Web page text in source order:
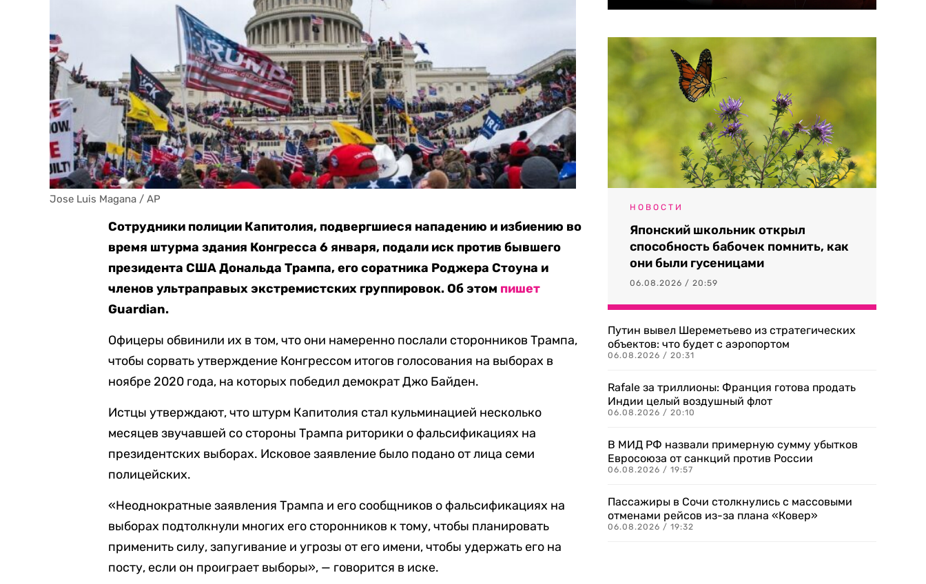
Jose Luis Magana / AP
Сотрудники полиции Капитолия, подвергшиеся нападению и избиению во
время штурма здания Конгресса 6 января, подали иск против бывшего
президента США Дональда Трампа, его соратника Роджера Стоуна и
членов ультраправых экстремистских группировок. Об этом пишет
Guardian.
Офицеры обвинили их в том, что они намеренно послали сторонников Трампа,
чтобы сорвать утверждение Конгрессом итогов голосования на выборах в
ноябре 2020 года, на которых победил демократ Джо Байден.
Истцы утверждают, что штурм Капитолия стал кульминацией несколько
месяцев звучавшей со стороны Трампа риторики о фальсификациях на
президентских выборах. Исковое заявление было подано от лица семи
полицейских.
«Неоднократные заявления Трампа и его сообщников о фальсификациях на
выборах подтолкнули многих его сторонников к тому, чтобы планировать
применить силу, запугивание и угрозы от его имени, чтобы удержать его на
посту, если он проиграет выборы», — говорится в иске.
НОВОСТИ
Японский школьник открыл
способность бабочек помнить, как
они были гусеницами
06.08.2026 / 20:59
Путин вывел Шереметьево из стратегических
объектов: что будет с аэропортом
06.08.2026 / 20:31
Rafale за триллионы: Франция готова продать
Индии целый воздушный флот
06.08.2026 / 20:10
В МИД РФ назвали примерную сумму убытков
Евросоюза от санкций против России
06.08.2026 / 19:57
Пассажиры в Сочи столкнулись с массовыми
отменами рейсов из-за плана «Ковер»
06.08.2026 / 19:32